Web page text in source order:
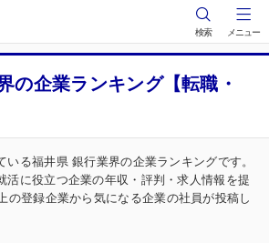
検索 メニュー
の企業ランキング【転職・
る福井県 銀行業界の企業ランキングです。
活に役立つ企業の年収・評判・求人情報を提
の登録企業から気になる企業の社員が投稿し